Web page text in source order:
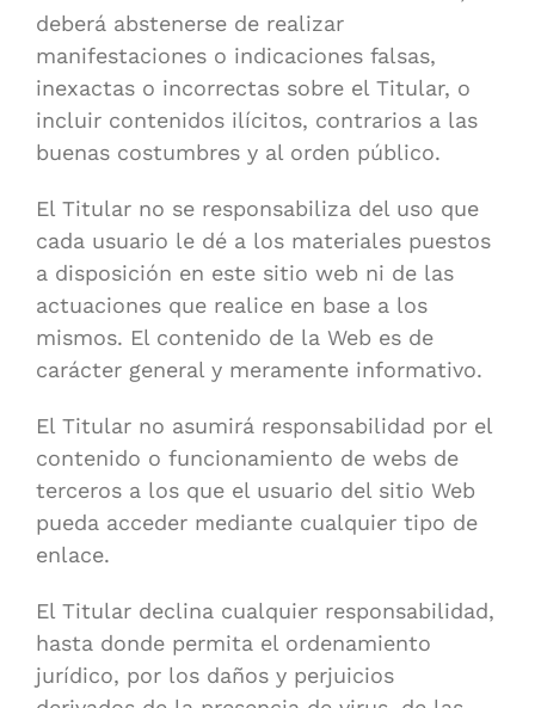
deberá abstenerse de realizar
manifestaciones o indicaciones falsas,
inexactas o incorrectas sobre el Titular, o
incluir contenidos ilícitos, contrarios a las
buenas costumbres y al orden público.
El Titular no se responsabiliza del uso que
cada usuario le dé a los materiales puestos
a disposición en este sitio web ni de las
actuaciones que realice en base a los
mismos. El contenido de la Web es de
carácter general y meramente informativo.
El Titular no asumirá responsabilidad por el
contenido o funcionamiento de webs de
terceros a los que el usuario del sitio Web
pueda acceder mediante cualquier tipo de
enlace.
El Titular declina cualquier responsabilidad,
hasta donde permita el ordenamiento
jurídico, por los daños y perjuicios